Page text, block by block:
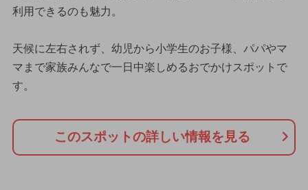
利用できるのも魅力。
天候に左右されず、幼児から小学生のお子様、パパやマ
マまで家族みんなで一日中楽しめるおでかけスポットで
す。
このスポットの詳しい情報を見る